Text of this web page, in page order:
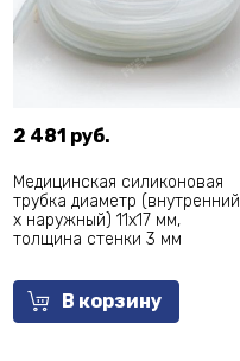
2 481 руб.
Медицинская силиконовая
трубка диаметр (внутренний
х наружный) 11х17 мм,
толщина стенки 3 мм
В корзину